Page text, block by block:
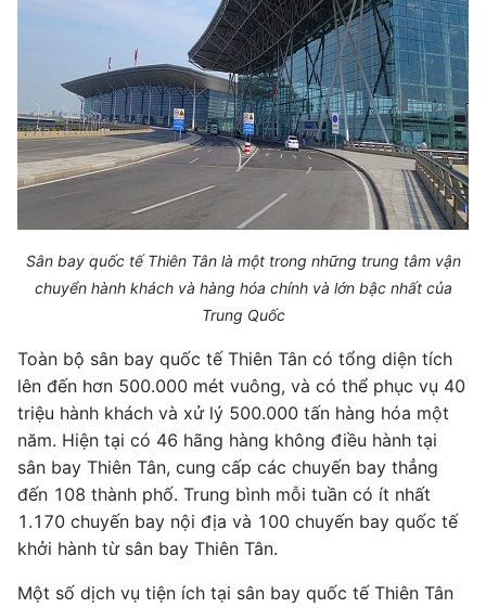
Sân bay quốc tế Thiên Tân là một trong những trung tâm vận
chuyển hành khách và hàng hóa chính và lớn bậc nhất của
Trung Quốc
Toàn bộ sân bay quốc tế Thiên Tân có tổng diện tích
lên đến hơn 500.000 mét vuông, và có thể phục vụ 40
triệu hành khách và xử lý 500.000 tấn hàng hóa một
năm. Hiện tại có 46 hãng hàng không điều hành tại
sân bay Thiên Tân, cung cấp các chuyến bay thẳng
đến 108 thành phố. Trung bình mỗi tuần có ít nhất
1.170 chuyến bay nội địa và 100 chuyến bay quốc tế
khởi hành từ sân bay Thiên Tân.
Một số dịch vụ tiện ích tại sân bay quốc tế Thiên Tân